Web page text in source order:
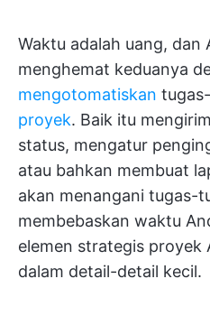
Waktu adalah uang, dan
menghemat keduanya
mengotomatiskan
proyek. Baik itu
status, mengatur
atau bahkan membuat
akan menangani tugas-
membebaskan waktu
elemen strategis proyek
dalam detail-detail kecil.